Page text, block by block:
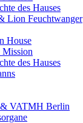
des Hauses
Lion Feuchtwanger
House
Mission
des Hauses
VATMH Berlin